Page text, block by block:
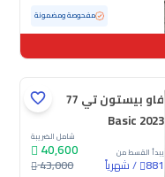
مفحوصة ومضمونة
فاو بيستون تي 77
Basic 2023
يبدأ القسط من
881
/شهرياً
شامل الضريبة
40,600
43,000